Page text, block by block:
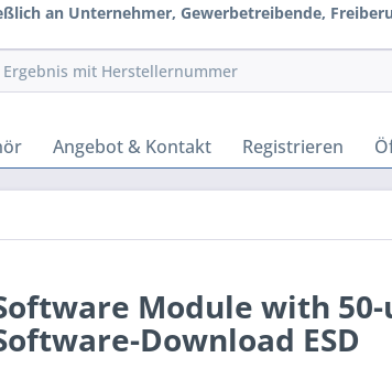
an Unternehmer, Gewerbetreibende,
Angebot & Kontakt Registrieren
Module with 50-
Download ESD